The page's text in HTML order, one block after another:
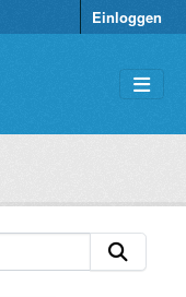
Einloggen